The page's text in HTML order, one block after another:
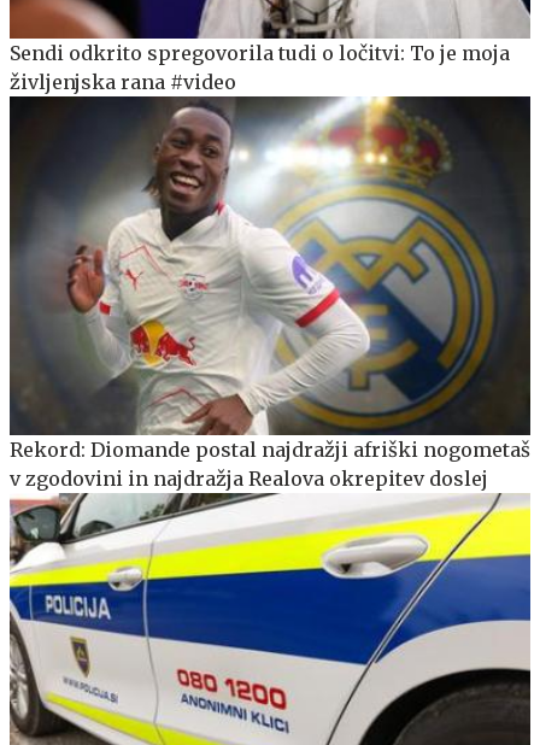
Sendi odkrito spregovorila tudi o ločitvi: To je moja
življenjska rana #video
Rekord: Diomande postal najdražji afriški nogometaš
v zgodovini in najdražja Realova okrepitev doslej